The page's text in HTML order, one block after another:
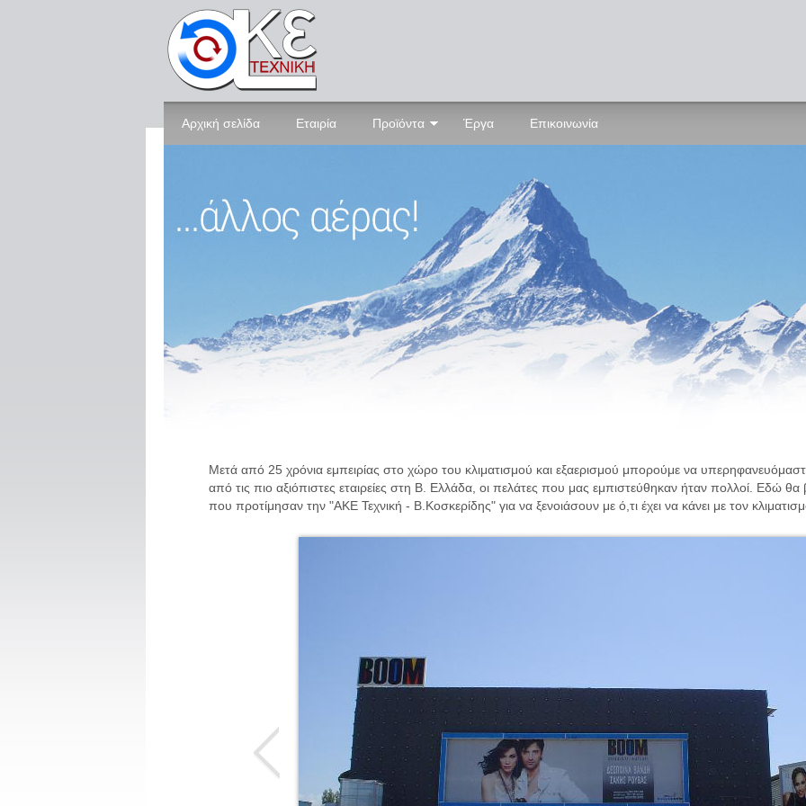
Αρχική σελίδα Εταιρία Προϊόντα Έργα Επικοινωνία
Μετά από 25 χρόνια εμπειρίας στο χώρο του κλιματισμού και εξαερισμού μπορούμε να
από τις πιο αξιόπιστες εταιρείες στη Β. Ελλάδα, οι πελάτες που μας εμπιστεύθηκαν ήταν πολλοί. Εδώ θα
που προτίμησαν την "ΑΚΕ Τεχνική - Β.Κοσκερίδης" για να ξενοιάσουν με ό,τι έχει να κάνει με τον